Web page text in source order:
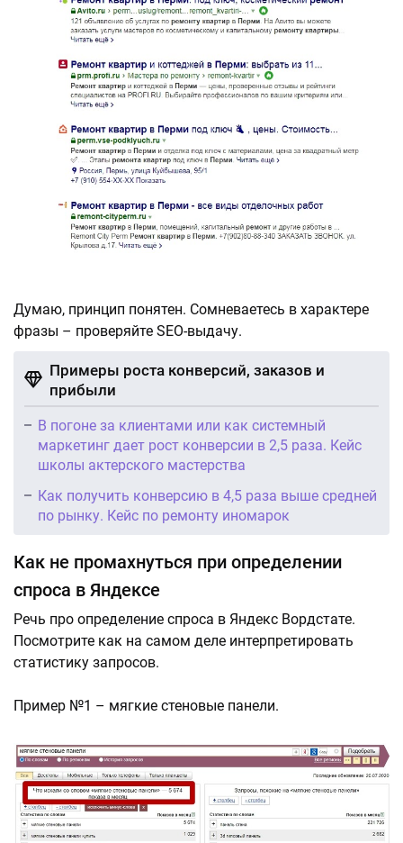
Думаю, принцип понятен. Сомневаетесь в характере
фразы – проверяйте SEO-выдачу.
Примеры роста конверсий, заказов и
прибыли
В погоне за клиентами или как системный
маркетинг дает рост конверсии в 2,5 раза. Кейс
школы актерского мастерства
Как получить конверсию в 4,5 раза выше средней
по рынку. Кейс по ремонту иномарок
Как не промахнуться при определении
спроса в Яндексе
Речь про определение спроса в Яндекс Вордстате.
Посмотрите как на самом деле интерпретировать
статистику запросов.
Пример №1 – мягкие стеновые панели.